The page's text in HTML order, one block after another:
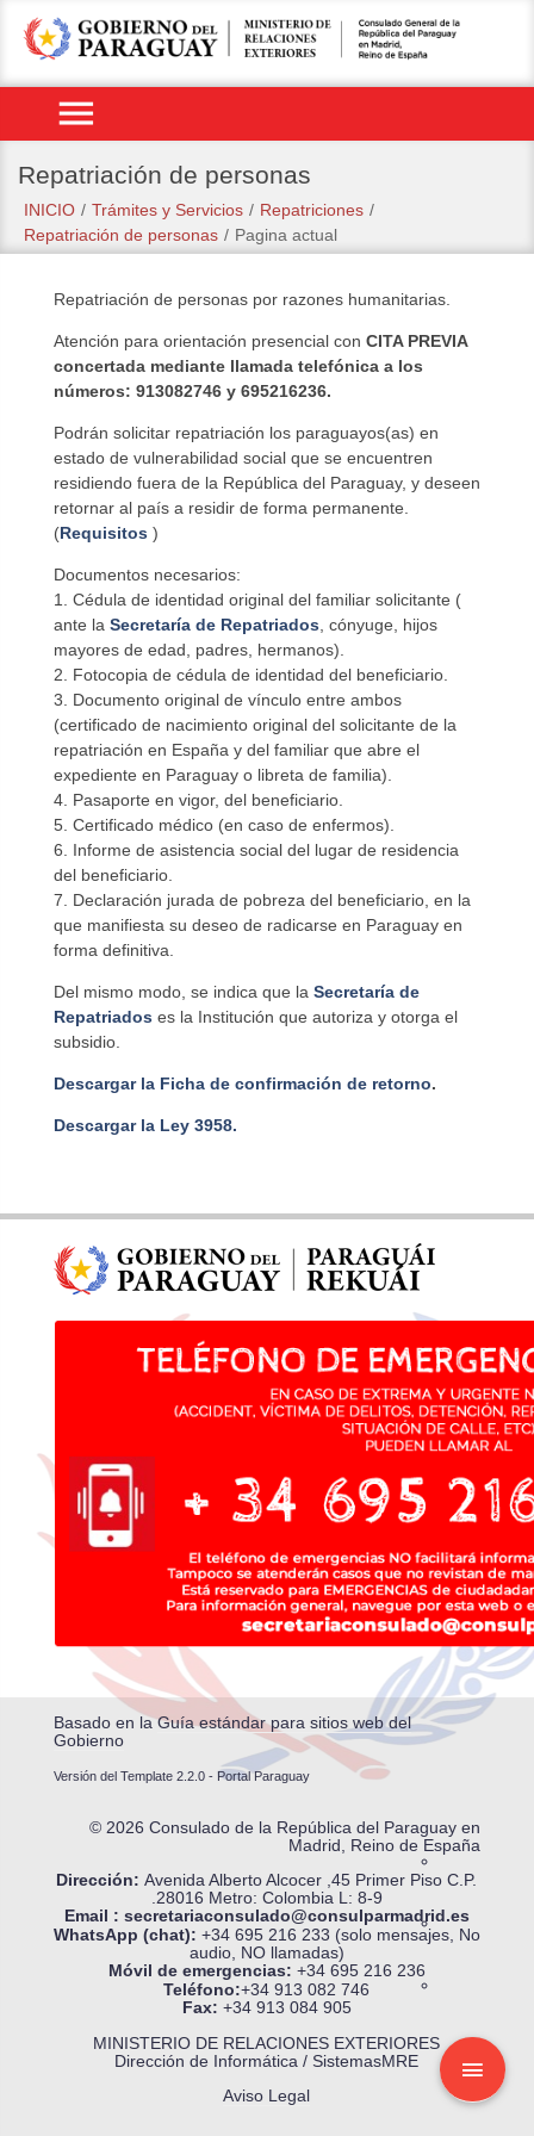
menu
Repatriación de personas
INICIO / Trámites y Servicios / Repatriciones /
Repatriación de personas / Pagina actual
Repatriación de personas por razones humanitarias.
Atención para orientación presencial con CITA PREVIA
concertada mediante llamada telefónica a los
números: 913082746 y 695216236.
Podrán solicitar repatriación los paraguayos(as) en
estado de vulnerabilidad social que se encuentren
residiendo fuera de la República del Paraguay, y deseen
retornar al país a residir de forma permanente.
(Requisitos )
Documentos necesarios:
1. Cédula de identidad original del familiar solicitante (
ante la Secretaría de Repatriados, cónyuge, hijos
mayores de edad, padres, hermanos).
2. Fotocopia de cédula de identidad del beneficiario.
3. Documento original de vínculo entre ambos
(certificado de nacimiento original del solicitante de la
repatriación en España y del familiar que abre el
expediente en Paraguay o libreta de familia).
4. Pasaporte en vigor, del beneficiario.
5. Certificado médico (en caso de enfermos).
6. Informe de asistencia social del lugar de residencia
del beneficiario.
7. Declaración jurada de pobreza del beneficiario, en la
que manifiesta su deseo de radicarse en Paraguay en
forma definitiva.
Del mismo modo, se indica que la Secretaría de
Repatriados es la Institución que autoriza y otorga el
subsidio.
Descargar la Ficha de confirmación de retorno.
Descargar la Ley 3958.
Basado en laGuía estándar para sitios web del
Gobierno
Versión del Template 2.2.0 - Portal Paraguay
© 2026 Consulado de la República del Paraguay en
Madrid, Reino de España
Dirección:Avenida Alberto Alcocer ,45 Primer PisoC.P.
.28016 Metro: Colombia L: 8-9
Email : secretariaconsulado@consulparmadrid.es
WhatsApp (chat): +34 695 216 233 (solo mensajes, No
audio, NO llamadas)
Móvil de emergencias: +34 695 216 236
Teléfono:+34 913 082 746
Fax: +34 913 084 905
MINISTERIO DE RELACIONES EXTERIORES
Dirección de Informática / SistemasMRE
Aviso Legal